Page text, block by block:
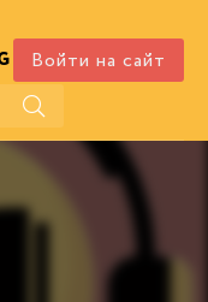
.COM
Войти на сайт